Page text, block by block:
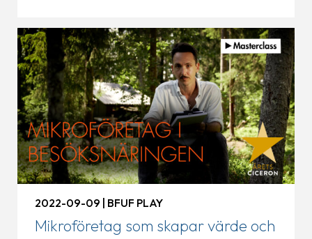
Mikroföretag som skapar värde och
2022-09-09 | BFUF PLAY